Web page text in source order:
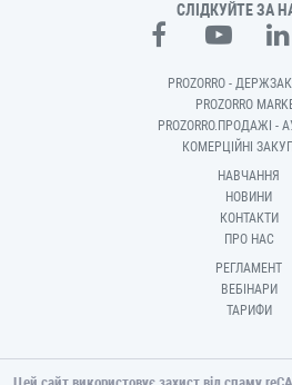
СЛІДКУЙТЕ ЗА
PROZORRO -
PROZORRO
PROZORRO.ПРОДАЖІ -
КОМЕРЦІЙНІ
НАВЧАННЯ
НОВИНИ
КОНТАКТИ
ПРО НАС
РЕГЛАМЕНТ
ВЕБІНАРИ
ТАРИФИ